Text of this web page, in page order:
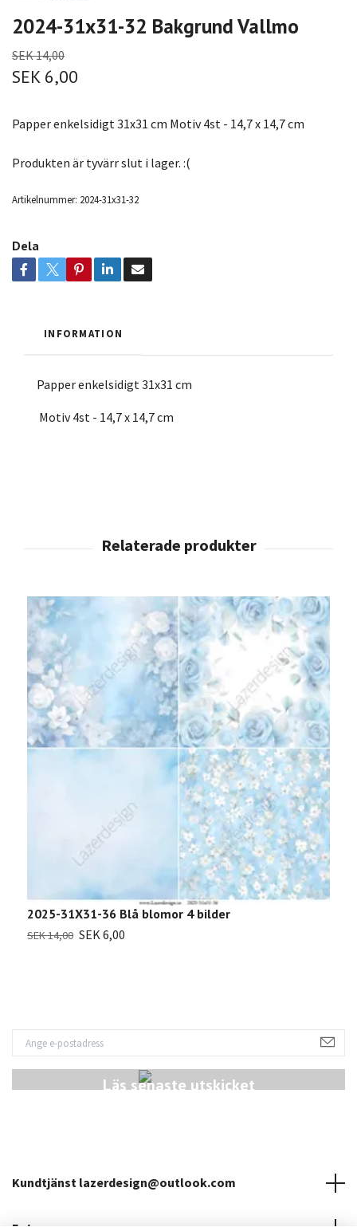
Läs senaste utskicket
2024-31x31-32 Bakgrund Vallmo
SEK 14,00
SEK 6,00
Papper enkelsidigt 31x31 cm Motiv 4st - 14,7 x 14,7 cm
Produkten är tyvärr slut i lager. :(
Artikelnummer: 2024-31x31-32
Dela
INFORMATION
Papper enkelsidigt 31x31 cm
Motiv 4st - 14,7 x 14,7 cm
2025-31X31-36 Blå blomor 4 bilder
SEK 14,00 SEK 6,00
Kundtjänst lazerdesign@outlook.com